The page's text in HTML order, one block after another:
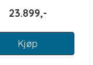
23.899,-
Kjøp